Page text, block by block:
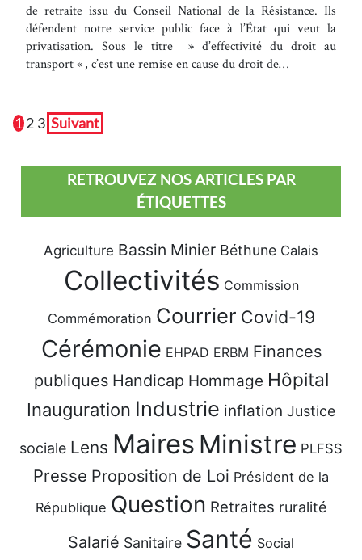
de retraite issu du Conseil National de la Résistance. Ils
défendent notre service public face à l’État qui veut la
privatisation. Sous le titre » d’effectivité du droit au
transport « , c’est une remise en cause du droit de…
1 2 3 Suivant
RETROUVEZ NOS ARTICLES PAR
ÉTIQUETTES
Agriculture Bassin Minier Béthune Calais
Collectivités Commission
Commémoration Courrier Covid-19
Cérémonie EHPAD ERBM Finances
publiques Handicap Hommage Hôpital
Inauguration Industrie inflation Justice
sociale Lens Maires Ministre PLFSS
Presse Proposition de Loi Président de la
République Question Retraites ruralité
Salarié Sanitaire Santé Social